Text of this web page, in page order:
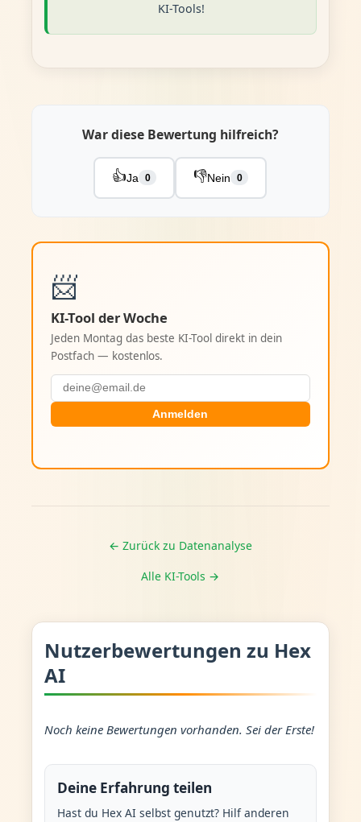
KI-Tools!
War diese Bewertung hilfreich?
👍Ja 0 👎Nein 0
📨
KI-Tool der Woche
Jeden Montag das beste KI-Tool direkt in dein
Postfach — kostenlos.
Anmelden
← Zurück zu Datenanalyse
Alle KI-Tools →
Nutzerbewertungen zu Hex
AI
Noch keine Bewertungen vorhanden. Sei der Erste!
Deine Erfahrung teilen
Hast du Hex AI selbst genutzt? Hilf anderen